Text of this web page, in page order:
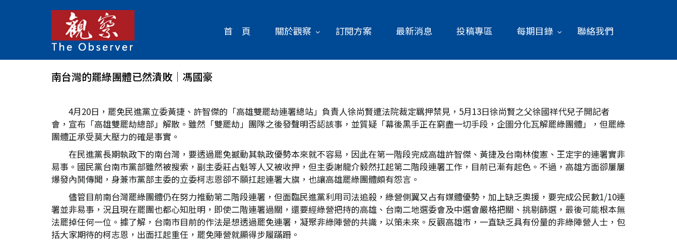
首 頁 關於觀察 訂閱方案 最新消息 投稿專區 每期目錄 聯絡我們
南台灣的罷綠團體已然潰敗│馮國豪
4月20日，罷免民進黨立委黃捷、許智傑的「高雄雙罷劫連署總站」負責人徐尚賢遭法院裁定羈押禁見，5月13日徐尚賢之父徐國祥代兒子開記者
會，宣布「高雄雙罷劫總部」解散。雖然「雙罷劫」團隊之後發聲明否認該事，並質疑「幕後黑手正在窮盡一切手段，企圖分化瓦解罷綠團體」，但罷綠
團體正承受莫大壓力的確是事實。
在民進黨長期執政下的南台灣，要透過罷免撼動其執政優勢本來就不容易，因此在第一階段完成高雄許智傑、黃捷及台南林俊憲、王定宇的連署實非
易事。國民黨台南市黨部雖然被搜索，副主委莊占魁等人又被收押，但主委謝龍介毅然扛起第二階段連署工作，目前已漸有起色。不過，高雄方面卻屢屢
爆發內鬨傳聞，身兼市黨部主委的立委柯志恩卻不願扛起連署大旗，也讓高雄罷綠團體頗有怨言。
儘管目前南台灣罷綠團體仍在努力推動第二階段連署，但面臨民進黨利用司法追殺，綠營側翼又占有媒體優勢，加上缺乏奧援，要完成公民數1/10連
署並非易事，況且現在罷團也都心知肚明，即使二階連署過關，還要經綠營把持的高雄、台南二地選委會及中選會嚴格把關、挑剔篩選，最後可能根本無
法罷掉任何一位。據了解，台南市目前的作法是想透過罷免連署，凝聚非綠陣營的共識，以策未來。反觀高雄市，一直缺乏具有份量的非綠陣營人士，包
括大家期待的柯志恩，出面扛起重任，罷免陣營就顯得步履蹣跚。